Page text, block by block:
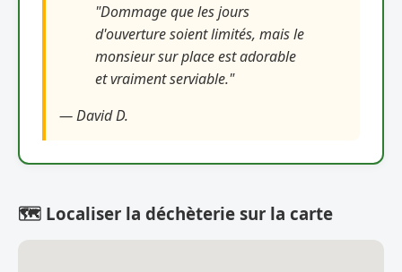
"Dommage que les jours
d'ouverture soient limités, mais le
monsieur sur place est adorable
et vraiment serviable."
— David D.
🗺️ Localiser la déchèterie sur la carte